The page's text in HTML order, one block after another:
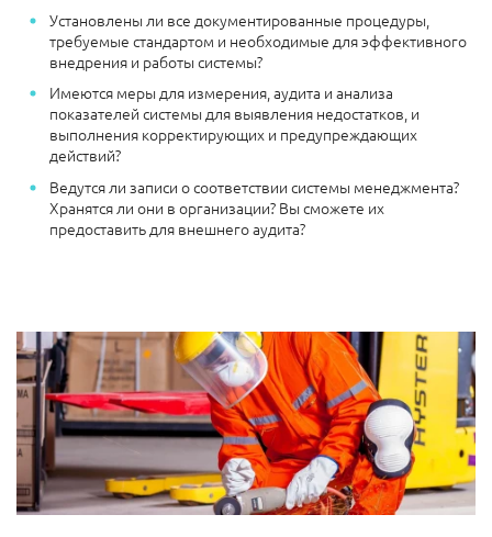
Установлены ли все документированные процедуры,
требуемые стандартом и необходимые для эффективного
внедрения и работы системы?
Имеются меры для измерения, аудита и анализа
показателей системы для выявления недостатков, и
выполнения корректирующих и предупреждающих
действий?
Ведутся ли записи о соответствии системы менеджмента?
Хранятся ли они в организации? Вы сможете их
предоставить для внешнего аудита?